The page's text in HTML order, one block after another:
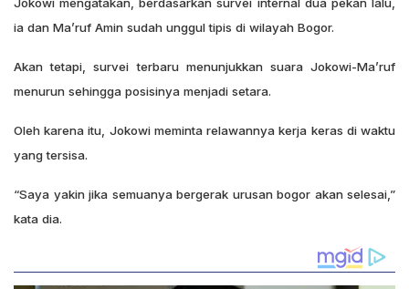
Jokowi mengatakan, berdasarkan survei internal dua pekan lalu,
ia dan Ma’ruf Amin sudah unggul tipis di wilayah Bogor.
Akan tetapi, survei terbaru menunjukkan suara Jokowi-Ma’ruf
menurun sehingga posisinya menjadi setara.
Oleh karena itu, Jokowi meminta relawannya kerja keras di waktu
yang tersisa.
“Saya yakin jika semuanya bergerak urusan bogor akan selesai,”
kata dia.